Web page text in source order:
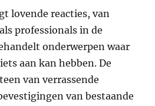
lovende reacties, van
professionals in de
onderwerpen waar
aan kan hebben. De
van verrassende
van bestaande